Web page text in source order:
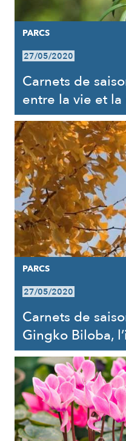
PARCS
27/05/2020
Carnets de
entre la vie et
PARCS
27/05/2020
Carnets de
Gingko Biloba,